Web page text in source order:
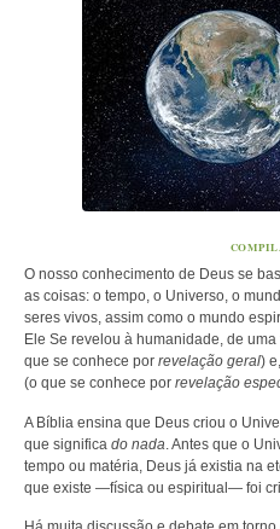
O nosso conhecimento de Deus se
as coisas: o tempo, o Universo, o
seres vivos, assim como o mundo
Ele Se revelou à humanidade, de uma
que se conhece por revelação geral)
(o que se conhece por revelação
A Bíblia ensina que Deus criou o
que significa do nada . Antes que o
tempo ou matéria, Deus já existia na
que existe —física ou espiritual— foi